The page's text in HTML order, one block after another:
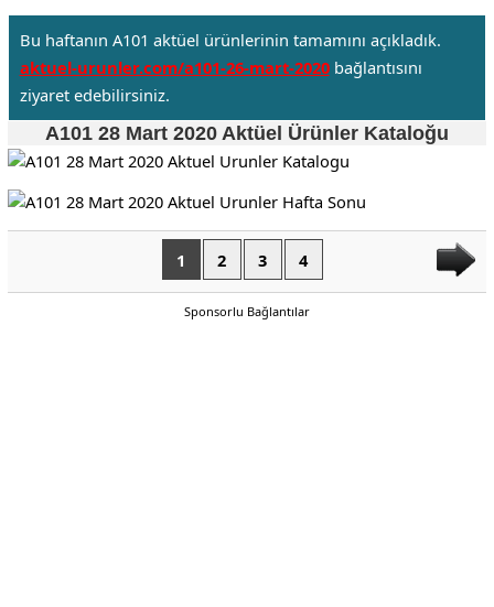
Bu haftanın A101 aktüel ürünlerinin tamamını açıkladık.
aktuel-urunler.com/a101-26-mart-2020bağlantısını
ziyaret edebilirsiniz.
A101 28 Mart 2020 Aktüel Ürünler Kataloğu
1 2 3 4
Sponsorlu Bağlantılar